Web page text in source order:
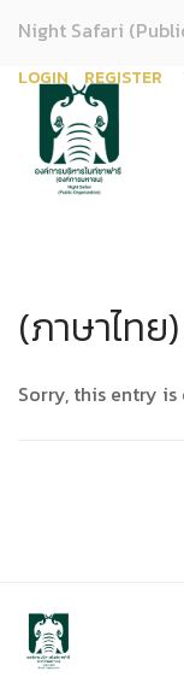
Night Safari
LOGIN REGISTER
(ภาษาไท
Sorry, this entry